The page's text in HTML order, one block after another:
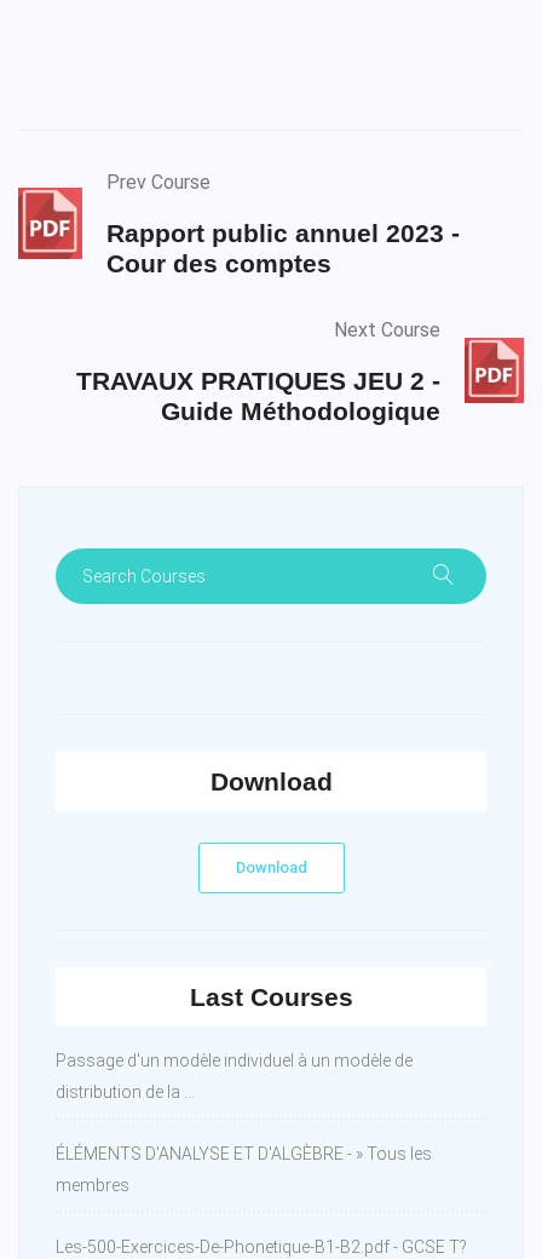
Prev Course
Rapport public annuel 2023 -
Cour des comptes
Next Course
TRAVAUX PRATIQUES JEU 2 -
Guide Méthodologique
Download
Download
Last Courses
Passage d'un modèle individuel à un modèle de
distribution de la ...
ÉLÉMENTS D'ANALYSE ET D'ALGÈBRE - » Tous les
membres
Les-500-Exercices-De-Phonetique-B1-B2.pdf - GCSE T?